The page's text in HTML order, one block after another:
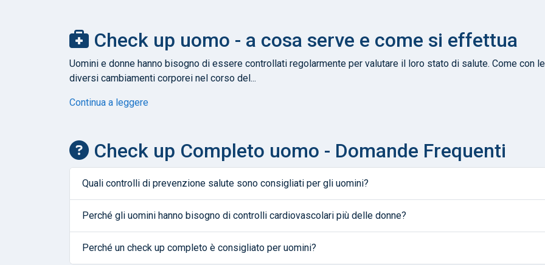
Check up uomo - a cosa serve e come si effettua
Uomini e donne hanno bisogno di essere controllati regolarmente per valutare il loro stato di salute. Come con
diversi cambiamenti corporei nel corso del...
Continua a leggere
Check up Completo uomo - Domande Frequenti
Quali controlli di prevenzione salute sono consigliati per gli uomini?
Perché gli uomini hanno bisogno di controlli cardiovascolari più delle donne?
Perché un check up completo è consigliato per uomini?